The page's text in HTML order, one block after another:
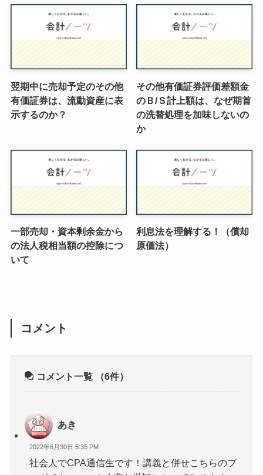
翌期中に売却予定のその他
有価証券は、流動資産に表
示するのか？
その他有価証券評価差額金
のＢ/Ｓ計上額は、なぜ期首
の洗替処理を加味しないの
か
一部売却・資本剰余金から
の法人税相当額の控除につ
いて
利息法を理解する！（償却
原価法）
コメント
コメント一覧 （6件）
あき
2022年6月30日 5:35 PM
社会人でCPA通信生です！講義と併せこちらのブ